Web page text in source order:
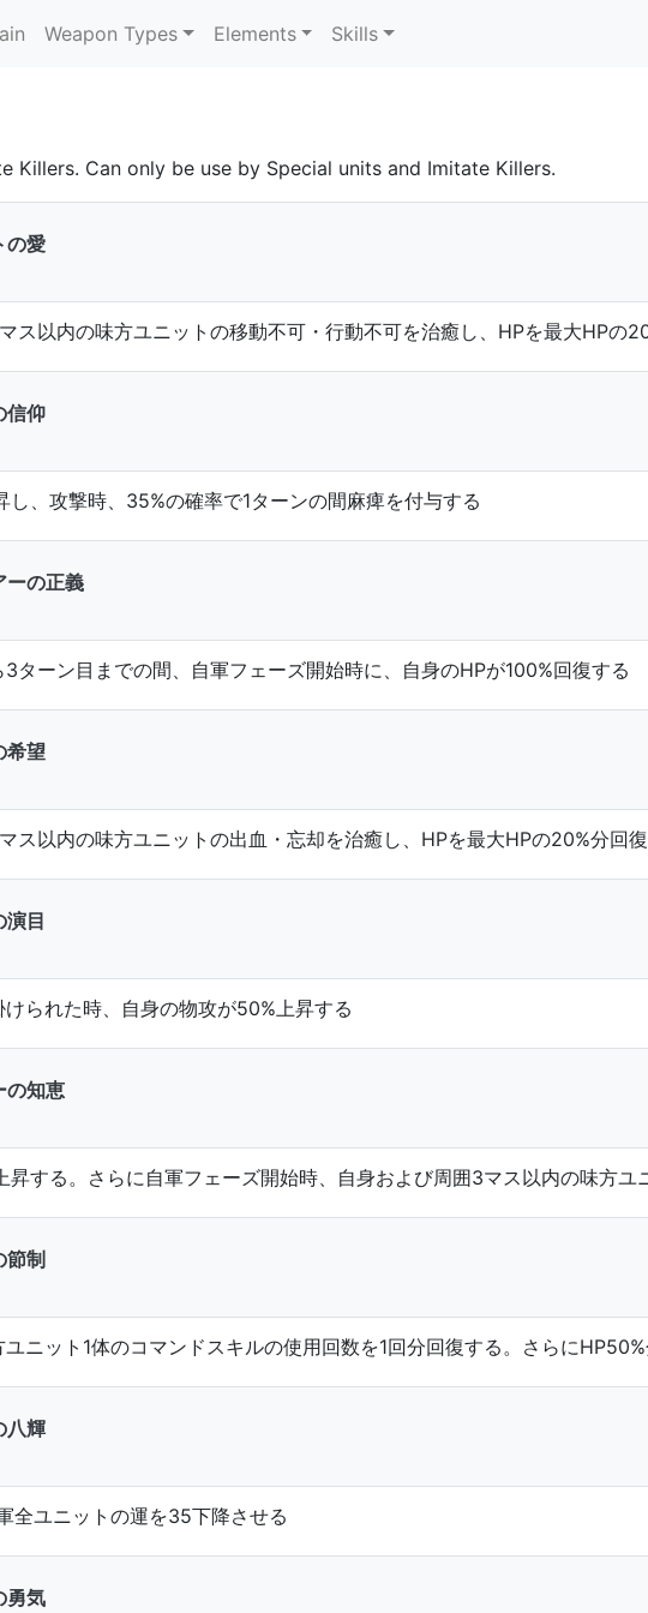
Weapon Types Elements Skills
Killers. Can only be use by Special units and Imitate Killers.
の愛
ス以内の味方ユニットの移動不可・行動不可を治癒し、HPを最大HPの
信仰
し、攻撃時、35%の確率で1ターンの間麻痺を付与する
ーの正義
3ターン目までの間、自軍フェーズ開始時に、自身のHPが100%回復する
希望
ス以内の味方ユニットの出血・忘却を治癒し、HPを最大HPの20%分回
演目
られた時、自身の物攻が50%上昇する
の知恵
昇する。さらに自軍フェーズ開始時、自身および周囲3マス以内の味方ユ
節制
ニット1体のコマンドスキルの使用回数を1回分回復する。さらに
八輝
全ユニットの運を35下降させる
勇気